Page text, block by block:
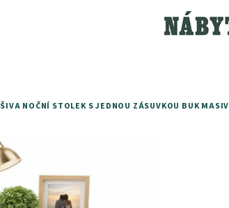
ŠIVA NOČNÍ STOLEK S JEDNOU ZÁSUVKOU BUK MASIV